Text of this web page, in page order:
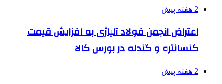
2 هفته پیش
اعتراض انجمن فولاد آلیاژی به افزایش قیمت
کنسانتره و گندله در بورس کالا
2 هفته پیش